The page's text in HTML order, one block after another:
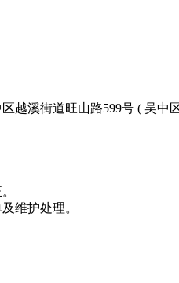
越溪街道旺山路599号 ( 吴中
维护处理。